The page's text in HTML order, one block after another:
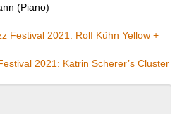
(Piano)
Festival 2021: Rolf Kühn Yellow +
2021: Katrin Scherer’s Cluster